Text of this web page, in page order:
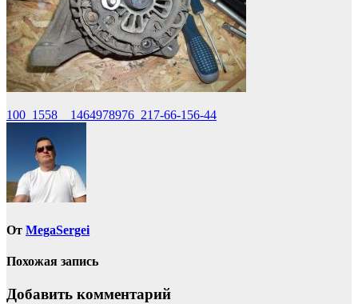
Навигация
записям
100_1558__1464978976_217-66-156-44
От MegaSergei
Похожая запись
Добавить комментарий